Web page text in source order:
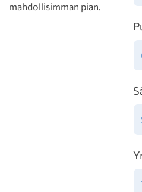
mahdollisimman pian.